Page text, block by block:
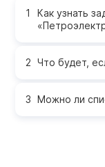
Как узнать
Что будет,
Можно ли